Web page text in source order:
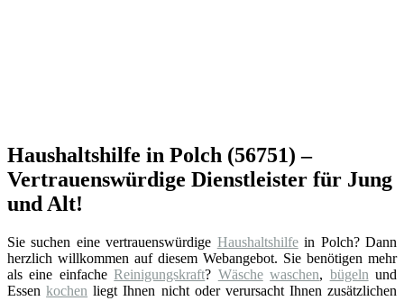
Haushaltshilfe in Polch (56751) –
Vertrauenswürdige Dienstleister für Jung
und Alt!
Sie suchen eine vertrauenswürdige Haushaltshilfein Polch? Dann
herzlich willkommen auf diesem Webangebot. Sie benötigen mehr
als eine einfacheReinigungskraft? Wäsche waschen, bügeln und
Essenkochen liegt Ihnen nicht oder verursacht Ihnen zusätzlichen